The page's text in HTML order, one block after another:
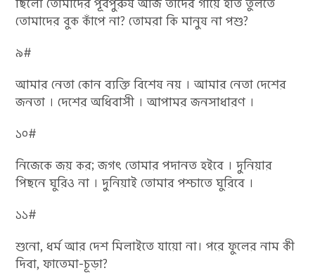
ছিলো তোমাদের পূর্বপুরুষ আজ তাদের গায়ে হাত তুলতে
তোমাদের বুক কাঁপে না? তোমরা কি মানুষ না পশু?
৯#
আমার নেতা কোন ব্যক্তি বিশেষ নয় । আমার নেতা দেশের
জনতা । দেশের অধিবাসী । আপামর জনসাধারণ ।
১০#
নিজেকে জয় কর; জগৎ তোমার পদানত হইবে । দুনিয়ার
পিছনে ঘুরিও না । দুনিয়াই তোমার পশ্চাতে ঘুরিবে ।
১১#
শুনো, ধর্ম আর দেশ মিলাইতে যায়ো না। পরে ফুলের নাম কী
দিবা, ফাতেমা-চূড়া?